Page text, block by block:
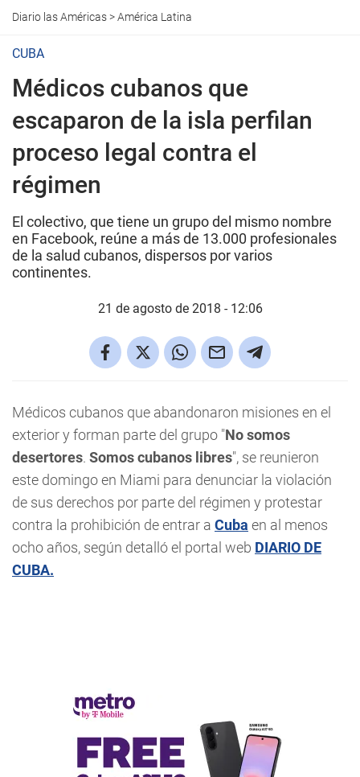
Diario las Américas>América Latina
CUBA
Médicos cubanos que
escaparon de la isla perfilan
proceso legal contra el
régimen
El colectivo, que tiene un grupo del mismo nombre
en Facebook, reúne a más de 13.000 profesionales
de la salud cubanos, dispersos por varios
continentes.
21 de agosto de 2018 - 12:06
Médicos cubanos que abandonaron misiones en el
exterior y forman parte del grupo "No somos
desertores. Somos cubanos libres", se reunieron
este domingo en Miami para denunciar la violación
de sus derechos por parte del régimen y protestar
contra la prohibición de entrar a Cuba en al menos
ocho años, según detalló el portal web DIARIO DE
CUBA.